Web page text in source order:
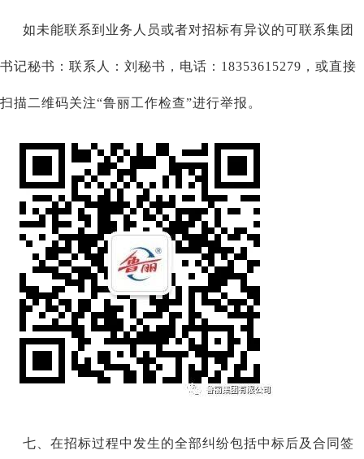
如未能联系到业务人员或者对招标有异议的可联系集团
书记秘书：联系人：刘秘书，电话： 18353615279，或直接
扫描二维码关注“鲁丽工作检查”进行举报。
七、在招标过程中发生的全部纠纷包括中标后及合同签